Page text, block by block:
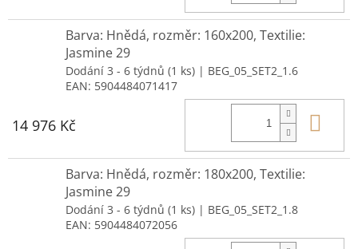
Barva: Hnědá, rozměr: 160x200, Textilie:
Jasmine 29
Dodání 3 - 6 týdnů (1 ks) | BEG_05_SET2_1.6
EAN: 5904484071417
14 976 Kč
Barva: Hnědá, rozměr: 180x200, Textilie:
Jasmine 29
Dodání 3 - 6 týdnů (1 ks) | BEG_05_SET2_1.8
EAN: 5904484072056